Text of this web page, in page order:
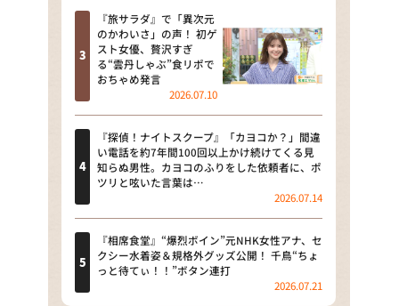
本日はダイアンなり！シーズン２
朝だ！生です旅サラダ
教えて！ニュースライブ 正義の
ミカタ
ＬＩＦＥ～夢のカタチ～
新婚さんいらっしゃい！
ポツンと一軒家
ザキ山小屋本館
『旅サラダ』で「異次元
のかわいさ」の声！ 初ゲ
スト女優、贅沢すぎ
る“雲丹しゃぶ”食リポで
おちゃめ発言
2026.07.10
『探偵！ナイトスクープ』「カヨコか？」間違
い電話を約7年間100回以上かけ続けてくる見
知らぬ男性。カヨコのふりをした依頼者に、ポ
ツリと呟いた言葉は…
2026.07.14
『相席食堂』“爆烈ボイン”元NHK女性アナ、セ
クシー水着姿＆規格外グッズ公開！ 千鳥“ちょ
っと待てぃ！！”ボタン連打
2026.07.21